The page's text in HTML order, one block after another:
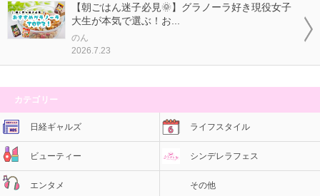
【朝ごはん迷子必見🌞】グラノーラ好き現役女子
大生が本気で選ぶ！お...
のん
2026.7.23
カテゴリー
日経ギャルズ ライフスタイル
ビューティー シンデレラフェス
エンタメ その他